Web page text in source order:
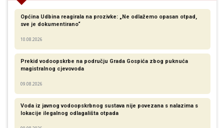
Općina Udbina reagirala na prozivke: „Ne odlažemo opasan otpad,
sve je dokumentirano“
10.08.2026
Prekid vodoopskrbe na području Grada Gospića zbog puknuća
magistralnog cjevovoda
09.08.2026
Voda iz javnog vodoopskrbnog sustava nije povezana s nalazima s
lokacije ilegalnog odlagališta otpada